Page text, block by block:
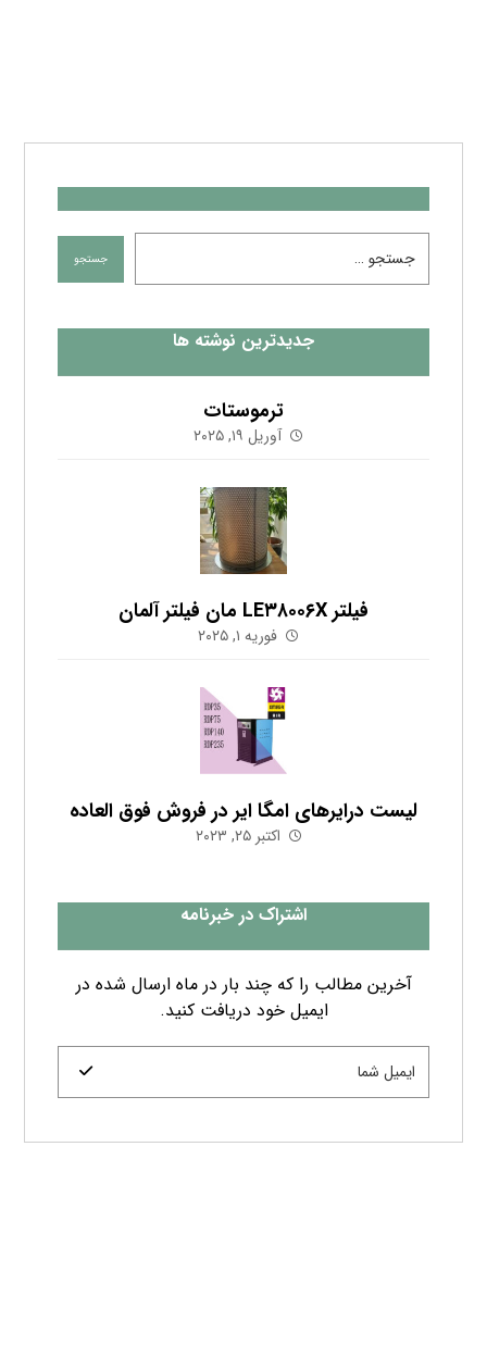
جدیدترین نوشته ها
ترموستات
آوریل ۱۹, ۲۰۲۵
فیلتر LE۳۸۰۰۶X مان فیلتر آلمان
فوریه ۱, ۲۰۲۵
لیست درایرهای امگا ایر در فروش فوق العاده
اکتبر ۲۵, ۲۰۲۳
اشتراک در خبرنامه
آخرین مطالب را که چند بار در ماه ارسال شده در
ایمیل خود دریافت کنید.